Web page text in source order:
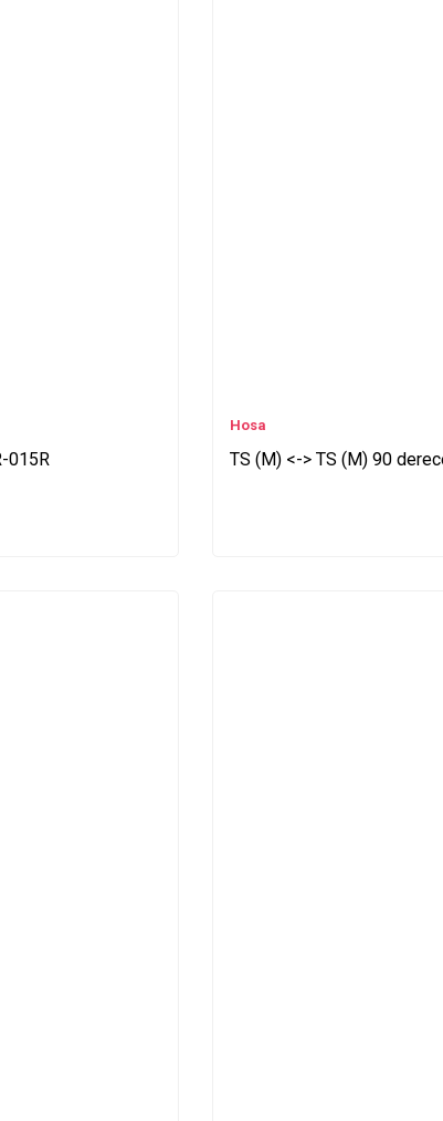
015R
Hosa
TS (M) <-> TS (M) 90